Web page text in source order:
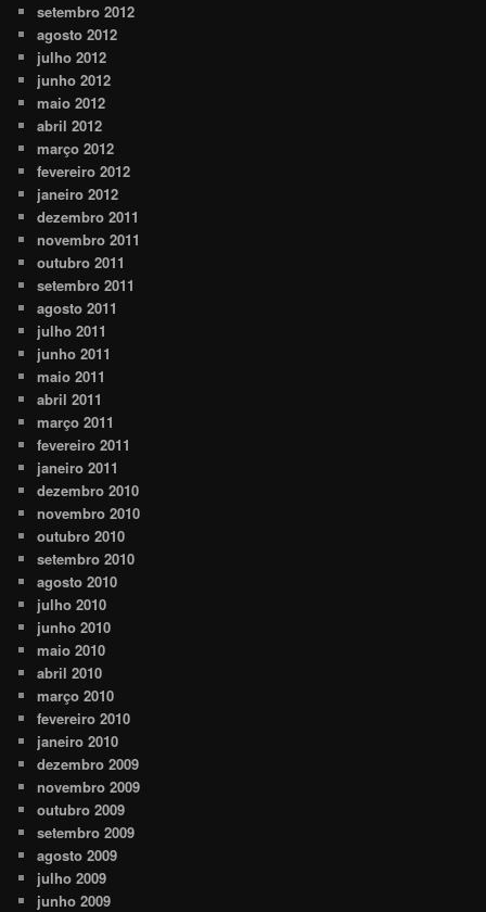
setembro 2012
agosto 2012
julho 2012
junho 2012
maio 2012
abril 2012
março 2012
fevereiro 2012
janeiro 2012
dezembro 2011
novembro 2011
outubro 2011
setembro 2011
agosto 2011
julho 2011
junho 2011
maio 2011
abril 2011
março 2011
fevereiro 2011
janeiro 2011
dezembro 2010
novembro 2010
outubro 2010
setembro 2010
agosto 2010
julho 2010
junho 2010
maio 2010
abril 2010
março 2010
fevereiro 2010
janeiro 2010
dezembro 2009
novembro 2009
outubro 2009
setembro 2009
agosto 2009
julho 2009
junho 2009